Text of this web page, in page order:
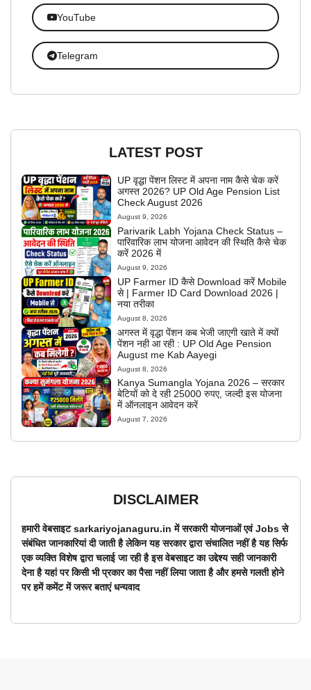
YouTube
Telegram
LATEST POST
UP वृद्धा पेंशन लिस्ट में अपना नाम कैसे चेक करें
अगस्त 2026? UP Old Age Pension List
Check August 2026
August 9, 2026
Parivarik Labh Yojana Check Status –
पारिवारिक लाभ योजना आवेदन की स्थिति कैसे चेक
करें 2026 में
August 9, 2026
UP Farmer ID कैसे Download करें Mobile
से | Farmer ID Card Download 2026 |
नया तरीका
August 8, 2026
अगस्त में वृद्धा पेंशन कब भेजी जाएगी खाते में क्यों
पेंशन नही आ रही : UP Old Age Pension
August me Kab Aayegi
August 8, 2026
Kanya Sumangla Yojana 2026 – सरकार
बेटियों को दे रही 25000 रुपए, जल्दी इस योजना
में ऑनलाइन आवेदन करें
August 7, 2026
DISCLAIMER
हमारी वेबसाइट sarkariyojanaguru.in में सरकारी योजनाओं एवं Jobs से
संबंधित जानकारियां दी जाती है लेकिन यह सरकार द्वारा संचालित नहीं है यह सिर्फ
एक व्यक्ति विशेष द्वारा चलाई जा रही है इस वेबसाइट का उद्देश्य सही जानकारी
देना है यहां पर किसी भी प्रकार का पैसा नहीं लिया जाता है और हमसे गलती होने
पर हमें कमेंट में जरूर बताएं धन्यवाद